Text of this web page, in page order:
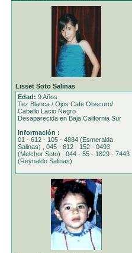
Lisset Soto Salinas
Edad: 9 Años
Tez Blanca / Ojos Cafe Obscuro/
Cabello Lacio Negro
Desaparecida en Baja California Sur
Información :
01 - 612 - 105 - 4884 (Esmeralda
Salinas) , 045 - 612 - 152 - 0493
(Melchor Soto) , 044 - 55 - 1829 - 7443
(Reynaldo Salinas)